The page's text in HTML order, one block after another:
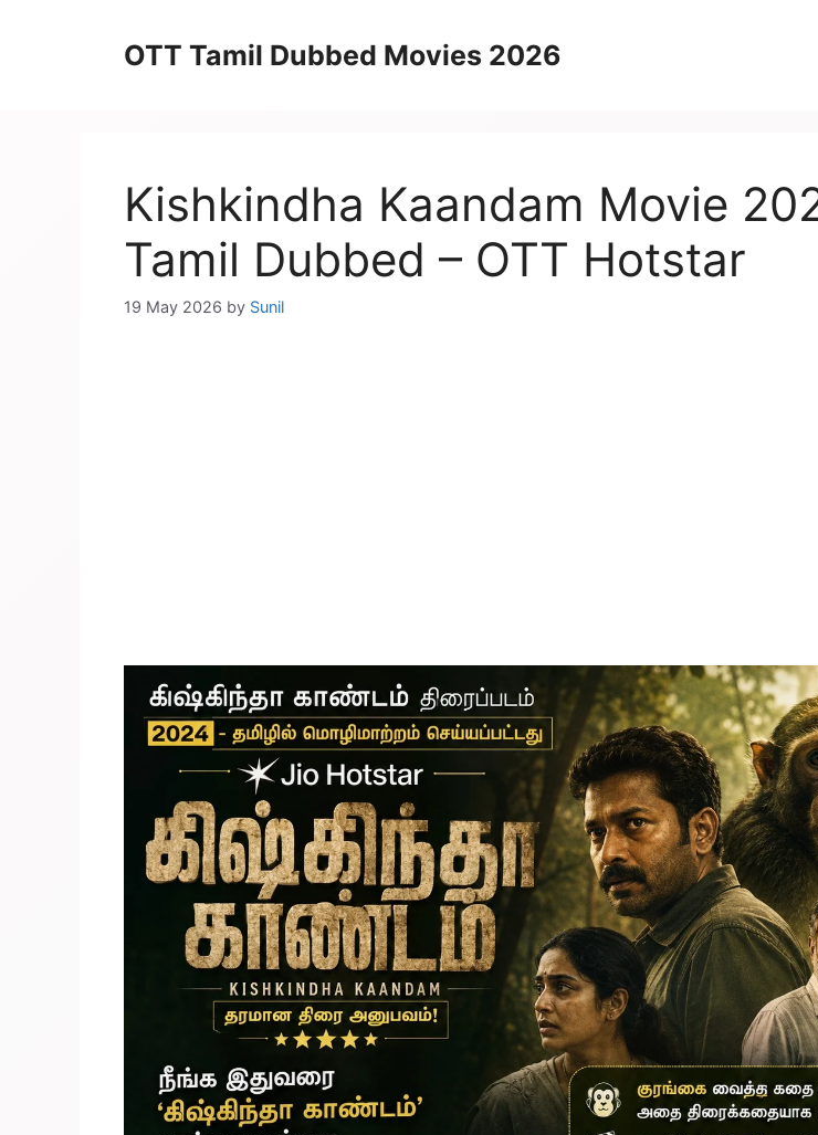
OTT Tamil Dubbed Movies 2026
Kishkindha Kaandam Movie
Tamil Dubbed – OTT Hotstar
19 May 2026 by Sunil